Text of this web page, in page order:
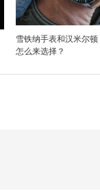
雪铁纳手表和汉米尔
怎么来选择？